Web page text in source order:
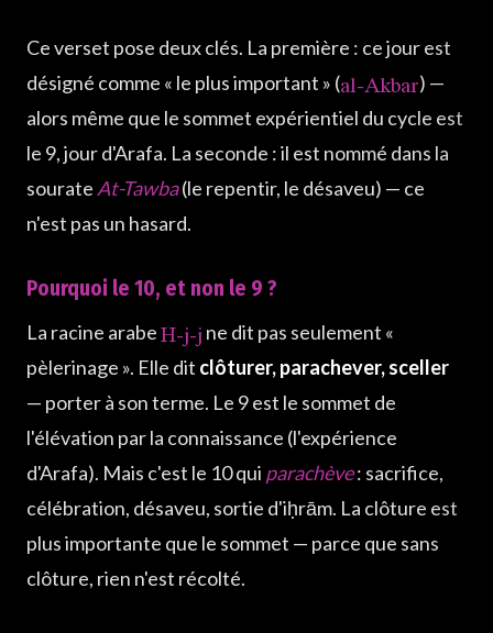
Ce verset pose deux clés. La première : ce jour est
désigné comme « le plus important » (al-Akbar) —
alors même que le sommet expérientiel du cycle est
le 9, jour d'Arafa. La seconde : il est nommé dans la
sourate At-Tawba(le repentir, le désaveu) — ce
n'est pas un hasard.
Pourquoi le 10, et non le 9 ?
La racine arabeH-j-j ne dit pas seulement «
pèlerinage ». Elle dit clôturer, parachever, sceller
— porter à son terme. Le 9 est le sommet de
l'élévation par la connaissance (l'expérience
d'Arafa). Mais c'est le 10 qui parachève: sacrifice,
célébration, désaveu, sortie d'iḥrām. La clôture est
plus importante que le sommet — parce que sans
clôture, rien n'est récolté.